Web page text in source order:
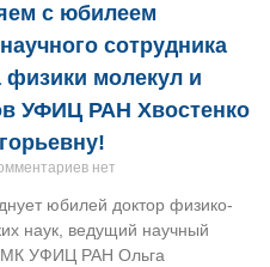
с юбилеем
сотрудника
физики молекул и
УФИЦ РАН Хвостенко
нет
юбилей доктор физико-
наук, ведущий научный
УФИЦ РАН Ольга